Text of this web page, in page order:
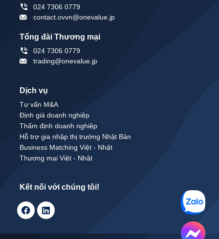
024 7306 0779
contact.ovvn@onevalue.jp
Tổng đài Thương mại
024 7306 0779
trading@onevalue.jp
Dịch vụ
Tư vấn M&A
Định giá doanh nghiệp
Thẩm định doanh nghiệp
Hỗ trợ gia nhập thị trường Nhật Bản
Business Matching Việt - Nhật
Thương mại Việt - Nhật
Kết nối với chúng tôi!